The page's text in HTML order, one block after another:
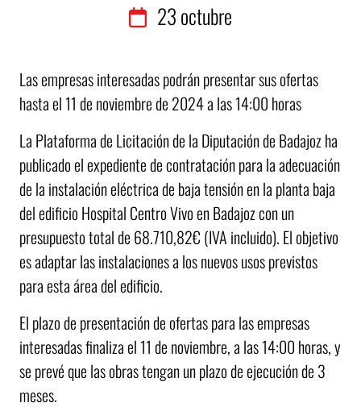
23octubre
Las empresas interesadas podrán presentar sus ofertas
hasta el 11 de noviembre de 2024 a las 14:00 horas
La Plataforma de Licitación de la Diputación de Badajoz ha
publicado el expediente de contratación para la adecuación
de la instalación eléctrica de baja tensión en la planta baja
del edificio Hospital Centro Vivo en Badajoz con un
presupuesto total de 68.710,82€ (IVA incluido). El objetivo
es adaptar las instalaciones a los nuevos usos previstos
para esta área del edificio.
El plazo de presentación de ofertas para las empresas
interesadas finaliza el 11 de noviembre, a las 14:00 horas, y
se prevé que las obras tengan un plazo de ejecución de 3
meses.